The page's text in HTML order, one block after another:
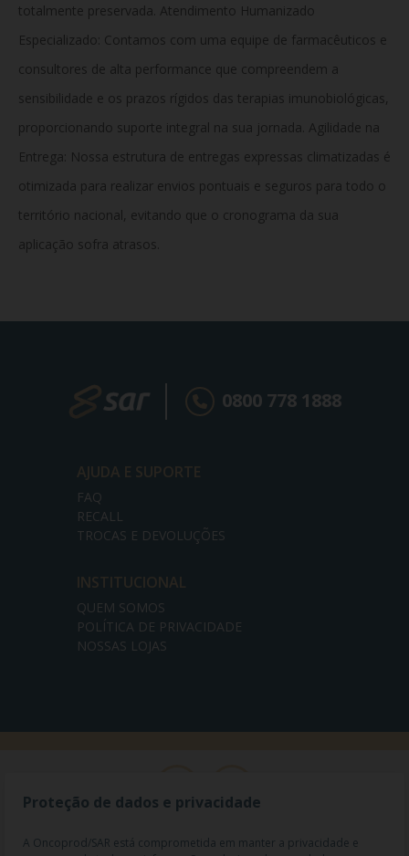
totalmente preservada. Atendimento Humanizado
Especializado: Contamos com uma equipe de farmacêuticos e
consultores de alta performance que compreendem a
sensibilidade e os prazos rígidos das terapias imunobiológicas,
proporcionando suporte integral na sua jornada. Agilidade na
Entrega: Nossa estrutura de entregas expressas climatizadas é
otimizada para realizar envios pontuais e seguros para todo o
território nacional, evitando que o cronograma da sua
aplicação sofra atrasos.
0800 778 1888
AJUDA E SUPORTE
FAQ
RECALL
TROCAS E DEVOLUÇÕES
INSTITUCIONAL
QUEM SOMOS
POLÍTICA DE PRIVACIDADE
NOSSAS LOJAS
Proteção de dados e privacidade
A Oncoprod/SAR está comprometida em manter a privacidade e